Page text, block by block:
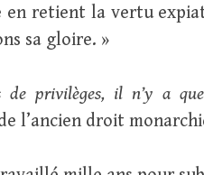
en retient la vertu
sa gloire. »
privilèges, il n’y a que
l’ancien droit